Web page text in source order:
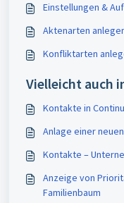
Einstellungen &
Aktenarten
Konfliktarten
Vielleicht auch
Kontakte in
Anlage einer
Kontakte –
Anzeige von
Familienbaum